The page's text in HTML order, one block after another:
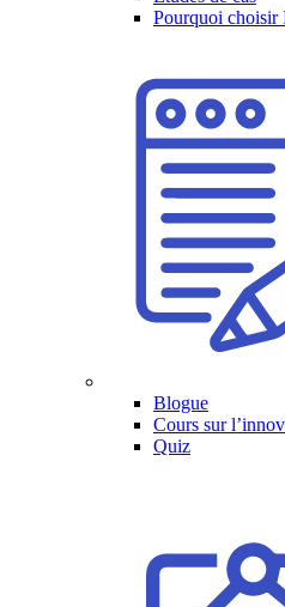
Pourquoi choisir
Blogue
Cours sur
Quiz